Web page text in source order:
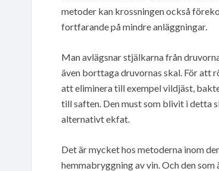
metoder kan krossningen också
fortfarande på mindre anläggningar.
Man avlägsnar stjälkarna från
även borttaga druvornas skal. För att
att eliminera till exempel vildjäst,
till saften. Den must som blivit i detta
alternativt ekfat.
Det är mycket hos metoderna inom
hemmabryggning av vin. Och den